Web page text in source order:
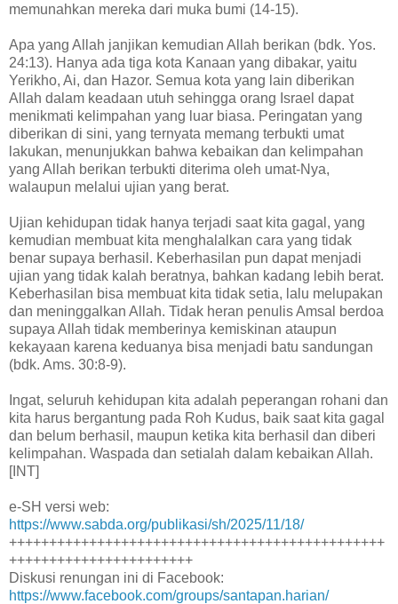
memunahkan mereka dari muka bumi (14-15).
Apa yang Allah janjikan kemudian Allah berikan (bdk. Yos.
24:13). Hanya ada tiga kota Kanaan yang dibakar, yaitu
Yerikho, Ai, dan Hazor. Semua kota yang lain diberikan
Allah dalam keadaan utuh sehingga orang Israel dapat
menikmati kelimpahan yang luar biasa. Peringatan yang
diberikan di sini, yang ternyata memang terbukti umat
lakukan, menunjukkan bahwa kebaikan dan kelimpahan
yang Allah berikan terbukti diterima oleh umat-Nya,
walaupun melalui ujian yang berat.
Ujian kehidupan tidak hanya terjadi saat kita gagal, yang
kemudian membuat kita menghalalkan cara yang tidak
benar supaya berhasil. Keberhasilan pun dapat menjadi
ujian yang tidak kalah beratnya, bahkan kadang lebih berat.
Keberhasilan bisa membuat kita tidak setia, lalu melupakan
dan meninggalkan Allah. Tidak heran penulis Amsal berdoa
supaya Allah tidak memberinya kemiskinan ataupun
kekayaan karena keduanya bisa menjadi batu sandungan
(bdk. Ams. 30:8-9).
Ingat, seluruh kehidupan kita adalah peperangan rohani dan
kita harus bergantung pada Roh Kudus, baik saat kita gagal
dan belum berhasil, maupun ketika kita berhasil dan diberi
kelimpahan. Waspada dan setialah dalam kebaikan Allah.
[INT]
e-SH versi web:
https://www.sabda.org/publikasi/sh/2025/11/18/
+++++++++++++++++++++++++++++++++++++++++++++++
+++++++++++++++++++++++
Diskusi renungan ini di Facebook:
https://www.facebook.com/groups/santapan.harian/